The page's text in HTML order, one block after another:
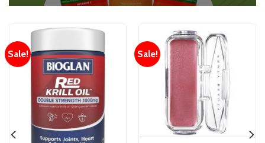
Sale! Sale!